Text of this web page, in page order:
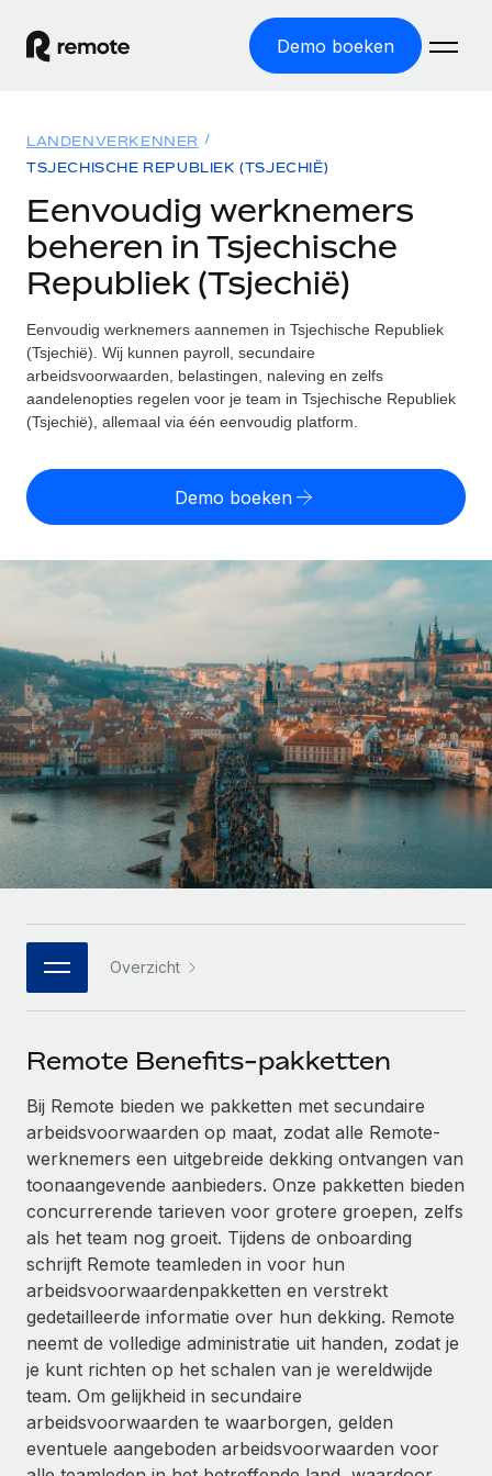
Demo boeken
Producten
GLOBAL HR
Global Payroll
Eenvoudig payroll uitvoeren
Employer of Record
Internationaal uitbreiden zonder kosten voor entiteiten
Contractor of Record
Zzp'ers compliant internationaal aantrekken
Contractor Management
Zzp'ers internationaal onboarden en beheren
Ingewikkelde HR-taken eenvoudig uitbesteden
Remote Embedded
HR naadloos in workflows integreren
Platform
Ingebouwde essentiële HR-functies voor je team
Verbinden Nieuw
AI-tools koppelen aan Remote met onze MCP
Integraties
Processen stroomlijnen met essentiële zakelijke tools
DIENSTEN
Krijg hulp van global HR- en juridische experts
Achtergrondonderzoek
Vereenvoudig het screeningsproces van
kandidaten
Compliance Watchtower
Blijf compliance-risico's voor
Apparaatbeheer
Lever en track wereldwijd IT-middelen
Entiteiten oprichten
Stel snel compliant entiteiten op
Mobiliteit en overplaatsing
Plaats werknemers moeiteloos over
Solutions
INTERNATIONALE DEKKING
Vind global HR-support per land
Statenverkenner VS
Makkelijker mensen aannemen in alle staten van de VS
Flexibele global HR en payroll solutions voor groeiende
Mid-market
Teams uitbreiden met HR solutions op maat
Enterprise
Global HR voor grote bedrijven
WERK MET ONS SAMEN
Strategische technologiepartners
Een partner worden
Ontdek hoe je met ons kunt samenwerken
Integraties en advies over AI-automatiseringen
CASESTUDY'S
Bronnen
TOOLS EN CALCULATORS
Risicocalculator voor verkeerde classificatie
Check de classificatierisico's per land
Calculator voor werknemerskosten
Betalingscalculator voor zzp'ers
internationale zzp'ers
Onderzoek en gidsen
Casestudy's
HR-woordenlijst
Checklists en templates
Bibliotheek met functiebeschrijvingen
Webinars
Evenementen
Inzichtencentrum
Support
Alle bronnen bekijken
BLOG
Global Payroll
EOR en PEO
Contractor Management
Belastingen
Naar de blog
Tarieven
Nederlands
English
Español
Italiano
Português (Portugal)
日本語
中文（简体）
Inloggen
LANDENVERKENNER
TSJECHISCHE REPUBLIEK (TSJECHIË)
Eenvoudig werknemers
beheren in Tsjechische
Republiek (Tsjechië)
Eenvoudig werknemers aannemen in Tsjechische Republiek
(Tsjechië). Wij kunnen payroll, secundaire
arbeidsvoorwaarden, belastingen, naleving en zelfs
aandelenopties regelen voor je team in Tsjechische Republiek
(Tsjechië), allemaal via één eenvoudig platform.
Demo boeken
Overzicht
Remote Benefits-pakketten
Bij Remote bieden we pakketten met secundaire
arbeidsvoorwaarden op maat, zodat alle Remote-
werknemers een uitgebreide dekking ontvangen van
toonaangevende aanbieders. Onze pakketten bieden
concurrerende tarieven voor grotere groepen, zelfs
als het team nog groeit. Tijdens de onboarding
schrijft Remote teamleden in voor hun
arbeidsvoorwaardenpakketten en verstrekt
gedetailleerde informatie over hun dekking. Remote
neemt de volledige administratie uit handen, zodat je
je kunt richten op het schalen van je wereldwijde
team. Om gelijkheid in secundaire
arbeidsvoorwaarden te waarborgen, gelden
eventuele aangeboden arbeidsvoorwaarden voor